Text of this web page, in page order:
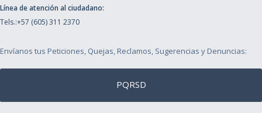
Línea de atención al ciudadano:
Tels.:+57 (605) 311 2370
Envíanos tus Peticiones, Quejas, Reclamos, Sugerencias y Denuncias:
PQRSD